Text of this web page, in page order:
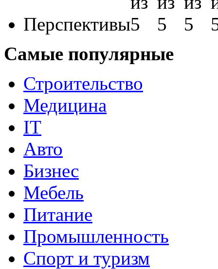
Перспективы
Самые популярные
Строительство
Медицина
IT
Авто
Бизнес
Мебель
Питание
Промышленность
Спорт и туризм